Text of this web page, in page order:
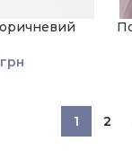
грн
1 2